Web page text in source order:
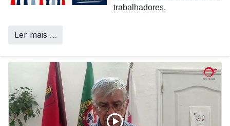
trabalhadores.
Ler mais …